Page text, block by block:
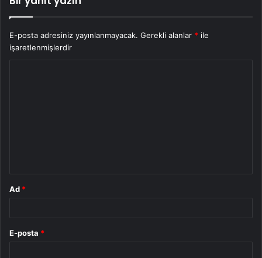
E-posta adresiniz yayınlanmayacak. Gerekli alanlar * ile
işaretlenmişlerdir
Ad *
E-posta *